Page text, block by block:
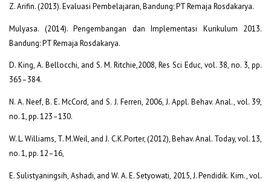
Z. Arifin. (2013). Evaluasi Pembelajaran, Bandung: PT Remaja Rosdakarya.
Mulyasa. (2014). Pengembangan dan Implementasi Kurikulum 2013.
Bandung: PT Remaja Rosdakarya.
D. King, A. Bellocchi, and S. M. Ritchie,2008, Res Sci Educ, vol. 38, no. 3, pp.
365–384.
N. A. Neef, B. E. McCord, and S. J. Ferreri, 2006, J. Appl. Behav. Anal., vol. 39,
no. 1, pp. 123–130.
W. L. Williams, T. M.Weil, and J. C.K.Porter, (2012), Behav. Anal. Today, vol. 13,
no. 1, pp. 12–16,
E. Sulistyaningsih, Ashadi, and W. A. E. Setyowati, 2015, J. Pendidik. Kim., vol.